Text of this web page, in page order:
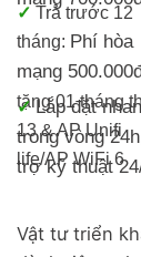
✓ Trả trước 12
tháng: Phí hòa
mạng
tặng 01 tháng
13 & AP Unifi
life/AP WiFi 6
✓ Lắp đặt
trong vòng
trợ kỹ thuật
Vật tư triển